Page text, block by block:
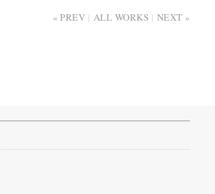
PREV ALL WORKS NEXT